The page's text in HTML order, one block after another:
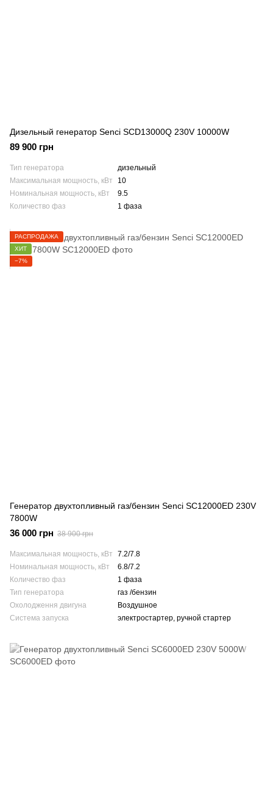
Дизельный генератор Senci SCD13000Q 230V 10000W
89 900 грн
Тип генератора
дизельный
Максимальная мощность, кВт
10
Номинальная мощность, кВт
9.5
Количество фаз
1 фаза
РАСПРОДАЖА
ХИТ
−7%
Генератор двухтопливный газ/бензин Senci SC12000ED 230V
7800W
36 000 грн 38 900 грн
Максимальная мощность, кВт
7.2/7.8
Номинальная мощность, кВт
6.8/7.2
Количество фаз
1 фаза
Тип генератора
газ /бензин
Охолодження двигуна
Воздушное
Система запуска
электростартер, ручной стартер